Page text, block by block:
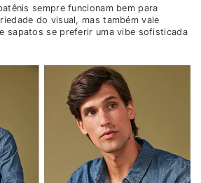
sempre funcionam bem para
do visual, mas também vale
sapatos se preferir uma vibe sofisticada